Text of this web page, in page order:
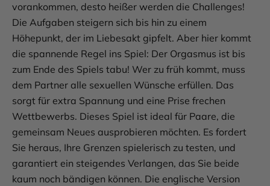
vorankommen, desto heißer werden die Challenges!
Die Aufgaben steigern sich bis hin zu einem
Höhepunkt, der im Liebesakt gipfelt. Aber hier kommt
die spannende Regel ins Spiel: Der Orgasmus ist bis
zum Ende des Spiels tabu! Wer zu früh kommt, muss
dem Partner alle sexuellen Wünsche erfüllen. Das
sorgt für extra Spannung und eine Prise frechen
Wettbewerbs. Dieses Spiel ist ideal für Paare, die
gemeinsam Neues ausprobieren möchten. Es fordert
Sie heraus, Ihre Grenzen spielerisch zu testen, und
garantiert ein steigendes Verlangen, das Sie beide
kaum noch bändigen können. Die englische Version